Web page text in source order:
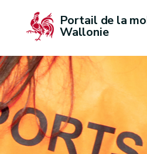
Portail de la
Wallonie